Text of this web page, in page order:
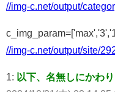
//img-c.net/output/
//img-c.net/output/site/
1: 以下、名無しにかわ